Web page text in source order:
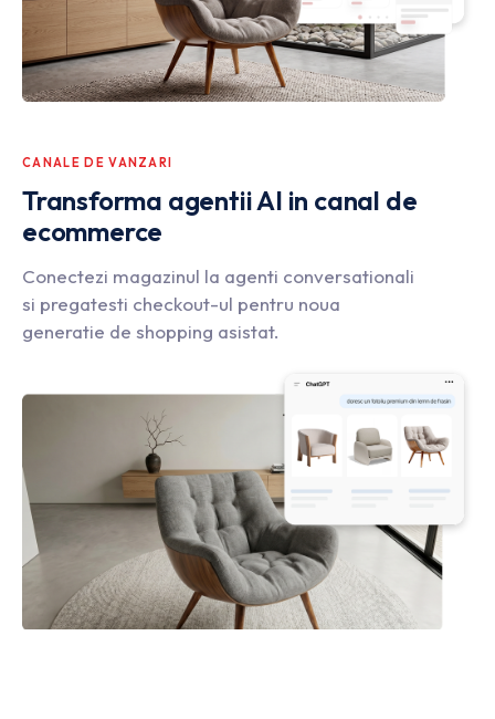
CANALE DE VANZARI
Transforma agentii AI in canal de
ecommerce
Conectezi magazinul la agenti conversationali
si pregatesti checkout-ul pentru noua
generatie de shopping asistat.